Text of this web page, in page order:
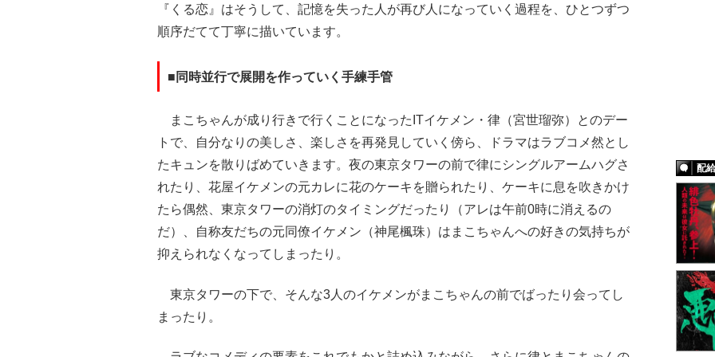
『くる恋』はそうして、記憶を失った人が再び人になっていく過程を、ひとつずつ
順序だてて丁寧に描いています。
■同時並行で展開を作っていく手練手管
まこちゃんが成り行きで行くことになったITイケメン・律（宮世瑠弥）とのデー
トで、自分なりの美しさ、楽しさを再発見していく傍ら、ドラマはラブコメ然とし
たキュンを散りばめていきます。夜の東京タワーの前で律にシングルアームハグさ
れたり、花屋イケメンの元カレに花のケーキを贈られたり、ケーキに息を吹きかけ
たら偶然、東京タワーの消灯のタイミングだったり（アレは午前0時に消えるの
だ）、自称友だちの元同僚イケメン（神尾楓珠）はまこちゃんへの好きの気持ちが
抑えられなくなってしまったり。
東京タワーの下で、そんな3人のイケメンがまこちゃんの前でばったり会ってし
まったり。
配